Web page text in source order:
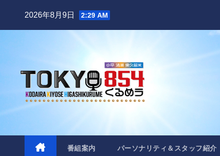
2026年8月9日 2:29 AM
番組案内 パーソナリティ＆スタッフ紹介